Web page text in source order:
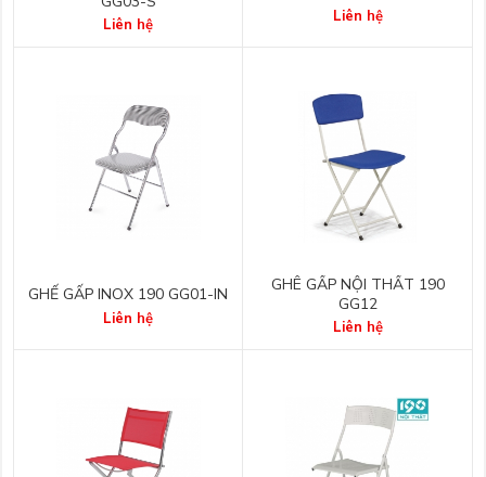
Liên hệ Liên hệ
GHẾ GẤP INOX 190 GG01-IN
Liên hệ
GHÊ GẤP NỘI THẤT 190
GG12
Liên hệ